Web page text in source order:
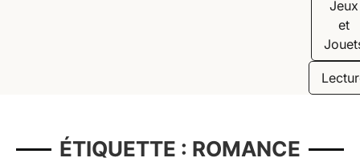
Jeux
et
ÉTIQUETTE : ROMANCE